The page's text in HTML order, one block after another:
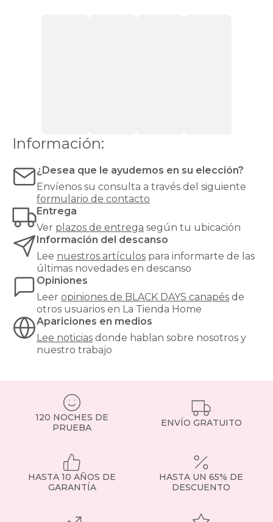
Información:
¿Desea que le ayudemos en su elección?
Envíenos su consulta a través del siguiente
formulario de contacto
Entrega
Ver plazos de entrega según tu ubicación
Información del descanso
Lee nuestros artículos para informarte de las
últimas novedades en descanso
Opiniones
Leer opiniones de BLACK DAYS canapés de
otros usuarios en La Tienda Home
Apariciones en medios
Lee noticias donde hablan sobre nosotros y
nuestro trabajo
120 NOCHES DE
PRUEBA
ENVÍO GRATUITO
HASTA 10 AÑOS DE
GARANTÍA
HASTA UN 65% DE
DESCUENTO